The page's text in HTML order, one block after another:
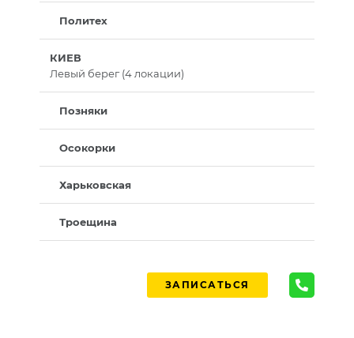
Политех
КИЕВ
Левый берег (4 локации)
Позняки
Осокорки
Харьковская
Троещина
ЗАПИСАТЬСЯ